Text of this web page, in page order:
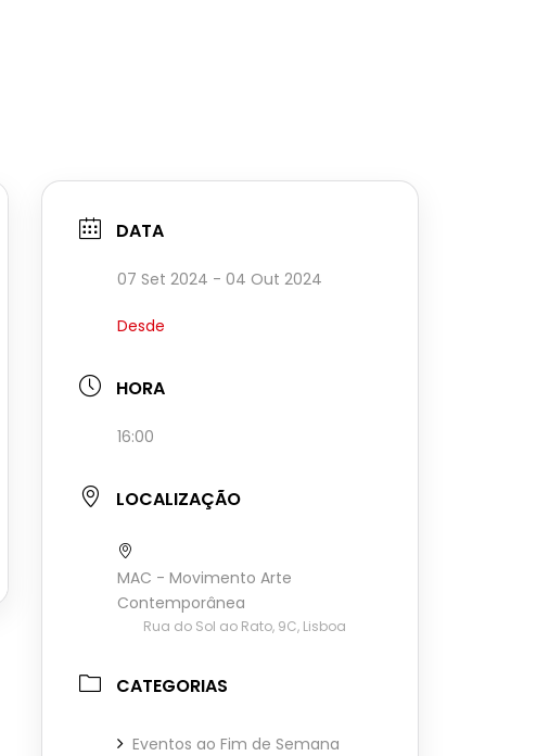
DATA
07 Set 2024 - 04 Out 2024
Desde
HORA
16:00
LOCALIZAÇÃO
MAC - Movimento Arte
Contemporânea
Rua do Sol ao Rato, 9C, Lisboa
CATEGORIAS
Eventos ao Fim de Semana